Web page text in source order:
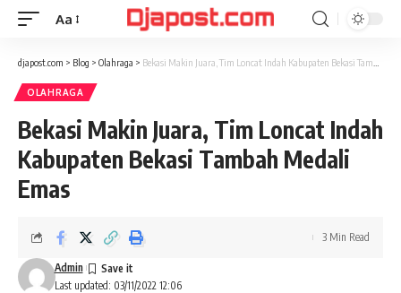
Font
Aa
djapost.com > Blog > Olahraga > Bekasi Makin Juara, Tim Loncat Indah Kabupaten Bekasi Tambah Medali Emas
OLAHRAGA
Bekasi Makin Juara, Tim Loncat Indah
Kabupaten Bekasi Tambah Medali
Emas
Last updated: 03/11/2022 12:06
Admin
3 Min Read